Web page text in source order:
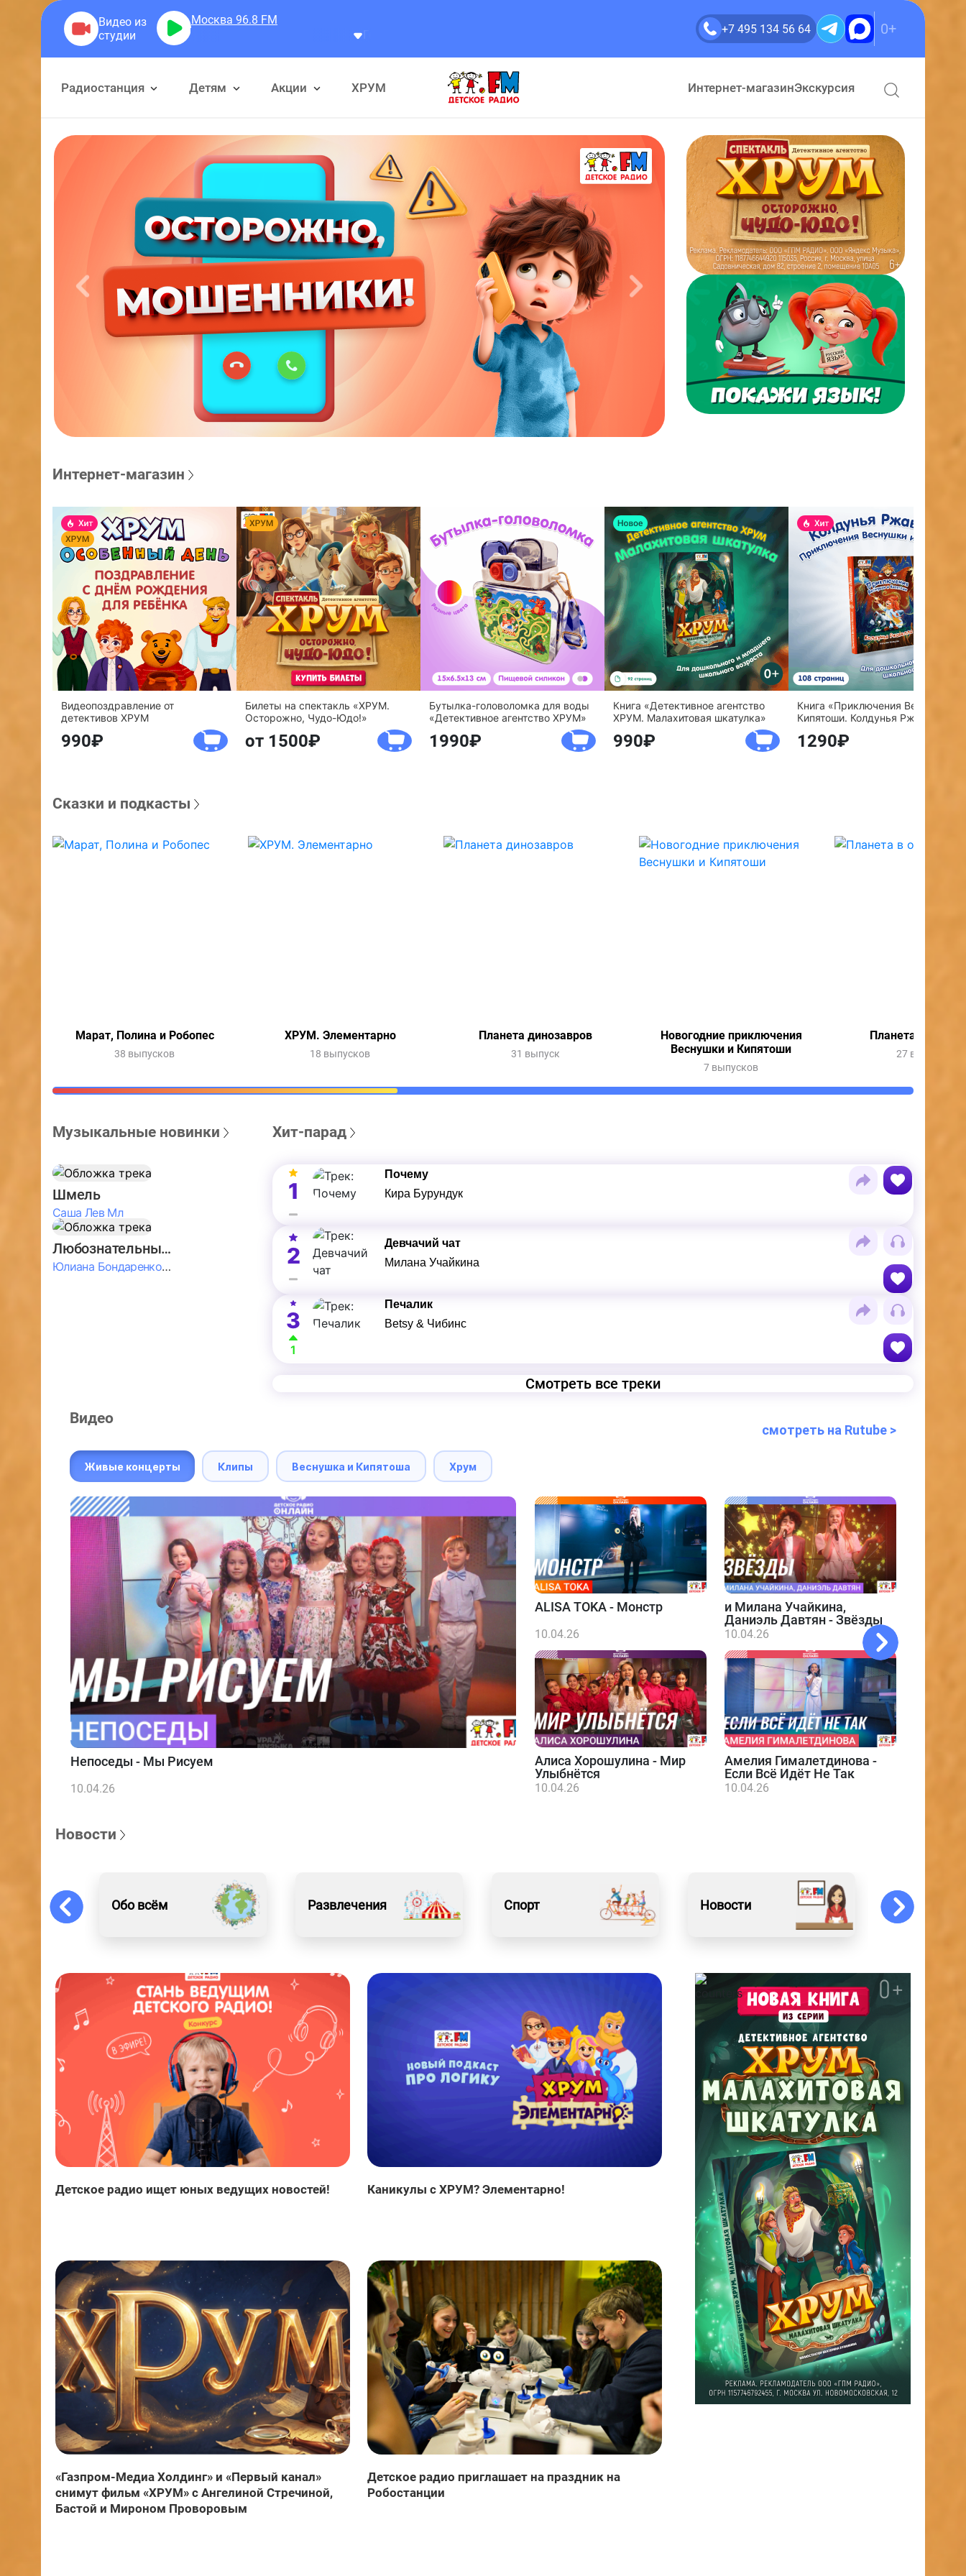
Москва 96.8 FM
Герра Александр
+7 495 134 56 64 0+
Радиостанция Детям Акции ХРУМ Интернет-магазинЭкскурсия
Интернет-магазин
Видеопоздравление от
детективов ХРУМ
990
Билеты на спектакль «ХРУМ.
Осторожно, Чудо-Юдо!»
от 1500
Бутылка-головоломка для воды
«Детективное агентство ХРУМ»
1990
Книга «Детективное агентство
ХРУМ. Малахитовая шкатулка»
990
Книга «Приключения Веснушки и
Кипятоши. Колдунья Ржавелла»
1290
Сказки и подкасты
Марат, Полина и Робопес
38 выпусков
ХРУМ. Элементарно
18 выпусков
Планета динозавров
31 выпуск
Новогодние приключения
Веснушки и Кипятоши
7 выпусков
Планета в
27 выпусков
Музыкальные новинки
Шмель
Саша Лев Мл
Любознательные Дети
Юлиана Бондаренко & Амелия Колпакова & Егор Егоров & Валерия Шевченко & Ксюша Косичкина
Хит-парад
1
Почему
Кира Бурундук
2
Девчачий чат
Милана Учайкина
3
1
Печалик
Betsy & Чибинс
Смотреть все треки
Видео
смотреть на Rutube >
Живые концерты Клипы Веснушка и Кипятоша Хрум
Непоседы - Мы Рисуем
10.04.26
ALISA TOKA - Монстр
10.04.26
и Милана Учайкина,
Даниэль Давтян - Звёзды
10.04.26
Алиса Хорошулина - Мир
Улыбнётся
10.04.26
Амелия Гималетдинова -
Если Всё Идёт Не Так
10.04.26
Новости
Обо всём Развлечения Спорт Новости Искусство
Детское радио ищет юных ведущих новостей! Каникулы с ХРУМ? Элементарно!
«Газпром-Медиа Холдинг» и «Первый канал»
снимут фильм «ХРУМ» с Ангелиной Стречиной,
Бастой и Мироном Проворовым
Детское радио приглашает на праздник на
Робостанции